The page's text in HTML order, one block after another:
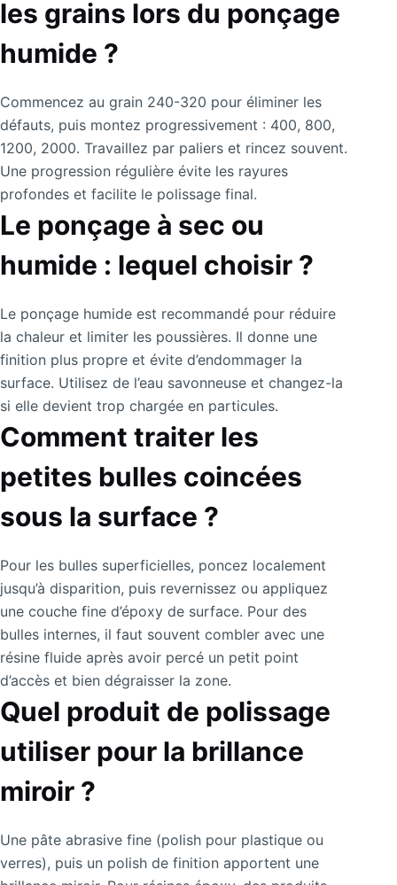
les grains lors du ponçage
humide ?
Commencez au grain 240-320 pour éliminer les
défauts, puis montez progressivement : 400, 800,
1200, 2000. Travaillez par paliers et rincez souvent.
Une progression régulière évite les rayures
profondes et facilite le polissage final.
Le ponçage à sec ou
humide : lequel choisir ?
Le ponçage humide est recommandé pour réduire
la chaleur et limiter les poussières. Il donne une
finition plus propre et évite d’endommager la
surface. Utilisez de l’eau savonneuse et changez-la
si elle devient trop chargée en particules.
Comment traiter les
petites bulles coincées
sous la surface ?
Pour les bulles superficielles, poncez localement
jusqu’à disparition, puis revernissez ou appliquez
une couche fine d’époxy de surface. Pour des
bulles internes, il faut souvent combler avec une
résine fluide après avoir percé un petit point
d’accès et bien dégraisser la zone.
Quel produit de polissage
utiliser pour la brillance
miroir ?
Une pâte abrasive fine (polish pour plastique ou
verres), puis un polish de finition apportent une